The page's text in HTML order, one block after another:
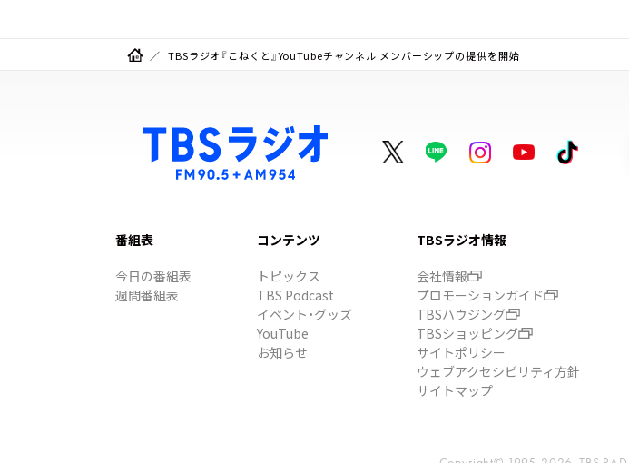
TBSラジオ『こねくと』YouTubeチャンネル メンバーシップの提供を開始
番組表
今日の番組表
週間番組表
コンテンツ
トピックス
TBS Podcast
イベント・グッズ
YouTube
お知らせ
TBSラジオ情報
会社情報
プロモーションガイド
TBSハウジング
TBSショッピング
サイトポリシー
ウェブアクセシビリティ方針
サイトマップ